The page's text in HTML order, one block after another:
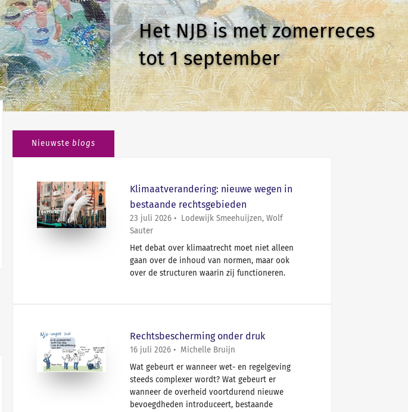
Het NJB is met zomerreces
tot 1 september
Nieuwste blogs
Klimaatverandering: nieuwe wegen in
bestaande rechtsgebieden
23 juli 2026 Lodewijk Smeehuijzen, Wolf
Sauter
Het debat over klimaatrecht moet niet alleen
gaan over de inhoud van normen, maar ook
over de structuren waarin zij functioneren.
Rechtsbescherming onder druk
16 juli 2026
Michelle Bruijn
Wat gebeurt er wanneer wet- en regelgeving
steeds complexer wordt? Wat gebeurt er
wanneer de overheid voortdurend nieuwe
bevoegdheden introduceert, bestaande